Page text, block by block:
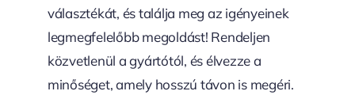
választékát, és találja meg az igényeinek
legmegfelelőbb megoldást! Rendeljen
közvetlenül a gyártótól, és élvezze a
minőséget, amely hosszú távon is megéri.